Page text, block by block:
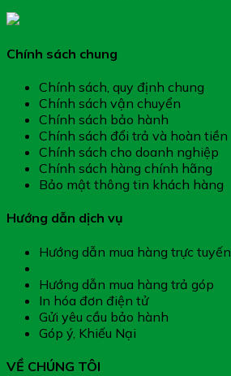
Chính sách chung
Chính sách, quy định chung
Chính sách vận chuyển
Chính sách bảo hành
Chính sách đổi trả và hoàn tiền
Chính sách cho doanh nghiệp
Chính sách hàng chính hãng
Bảo mật thông tin khách hàng
Hướng dẫn dịch vụ
Hướng dẫn mua hàng trực tuyến
Hướng dẫn mua hàng trả góp
In hóa đơn điện tử
Gửi yêu cầu bảo hành
Góp ý, Khiếu Nại
VỀ CHÚNG TÔI